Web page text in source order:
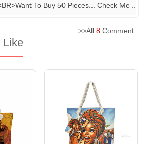
To Buy 50 Pieces... Check Me
>>All 8 Comment
Like